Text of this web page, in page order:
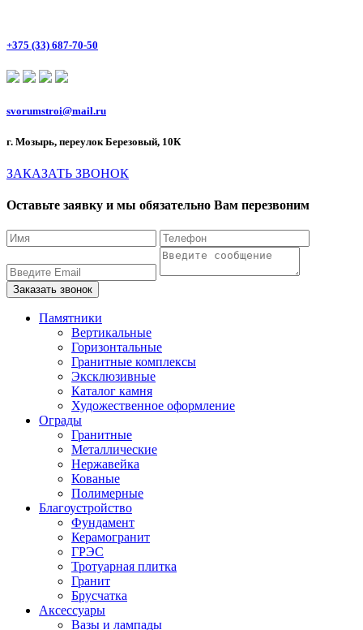
+375 (33) 687-70-50
svorumstroi@mail.ru
г. Мозырь, переулок Березовый, 10К
ЗАКАЗАТЬ ЗВОНОК
Оставьте заявку и мы обязательно Вам перезвоним
Памятники
Вертикальные
Горизонтальные
Гранитные комплексы
Эксклюзивные
Каталог камня
Художественное оформление
Ограды
Гранитные
Металлические
Нержавейка
Кованые
Полимерные
Благоустройство
Фундамент
Керамогранит
ГРЭС
Тротуарная плитка
Гранит
Брусчатка
Аксессуары
Вазы и лампады